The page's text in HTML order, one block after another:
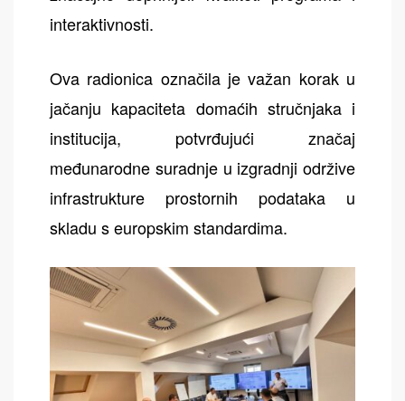
interaktivnosti.
Ova radionica označila je važan korak u
jačanju kapaciteta domaćih stručnjaka i
institucija, potvrđujući značaj
međunarodne suradnje u izgradnji održive
infrastrukture prostornih podataka u
skladu s europskim standardima.